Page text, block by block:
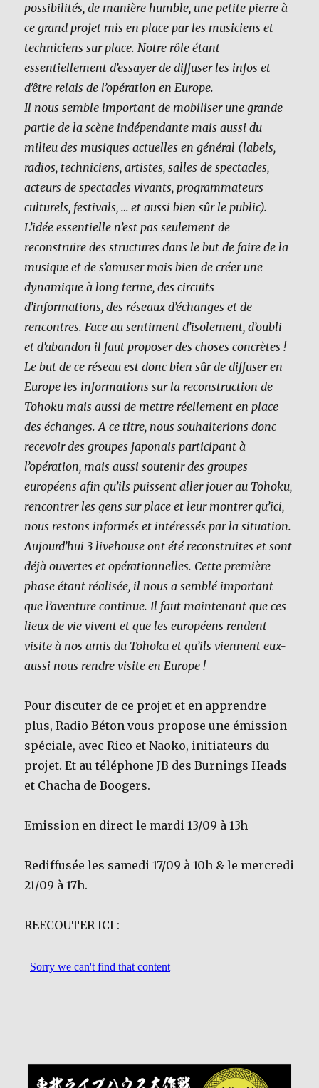
possibilités, de manière humble, une petite pierre à
ce grand projet mis en place par les musiciens et
techniciens sur place. Notre rôle étant
essentiellement d’essayer de diffuser les infos et
d’être relais de l’opération en Europe.
Il nous semble important de mobiliser une grande
partie de la scène indépendante mais aussi du
milieu des musiques actuelles en général (labels,
radios, techniciens, artistes, salles de spectacles,
acteurs de spectacles vivants, programmateurs
culturels, festivals, … et aussi bien sûr le public).
L’idée essentielle n’est pas seulement de
reconstruire des structures dans le but de faire de la
musique et de s’amuser mais bien de créer une
dynamique à long terme, des circuits
d’informations, des réseaux d’échanges et de
rencontres. Face au sentiment d’isolement, d’oubli
et d’abandon il faut proposer des choses concrètes !
Le but de ce réseau est donc bien sûr de diffuser en
Europe les informations sur la reconstruction de
Tohoku mais aussi de mettre réellement en place
des échanges. A ce titre, nous souhaiterions donc
recevoir des groupes japonais participant à
l’opération, mais aussi soutenir des groupes
européens afin qu’ils puissent aller jouer au Tohoku,
rencontrer les gens sur place et leur montrer qu’ici,
nous restons informés et intéressés par la situation.
Aujourd’hui 3 livehouse ont été reconstruites et sont
déjà ouvertes et opérationnelles. Cette première
phase étant réalisée, il nous a semblé important
que l’aventure continue. Il faut maintenant que ces
lieux de vie vivent et que les européens rendent
visite à nos amis du Tohoku et qu’ils viennent eux-
aussi nous rendre visite en Europe !
Pour discuter de ce projet et en apprendre
plus, Radio Béton vous propose une émission
spéciale, avec Rico et Naoko, initiateurs du
projet. Et au téléphone JB des Burnings Heads
et Chacha de Boogers.
Emission en direct le mardi 13/09 à 13h
Rediffusée les samedi 17/09 à 10h & le mercredi
21/09 à 17h.
REECOUTER ICI :